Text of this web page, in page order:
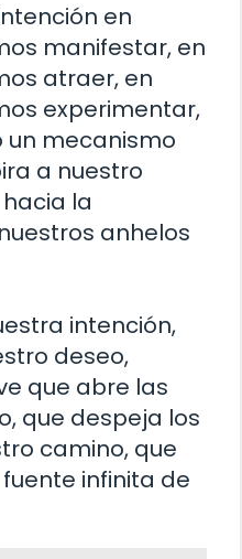
en
manifestar, en
atraer, en
experimentar,
mecanismo
a nuestro
la
anhelos
intención,
deseo,
que abre las
que despeja los
camino, que
infinita de